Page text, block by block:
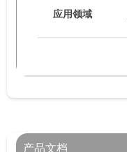
应用领域
产品文档